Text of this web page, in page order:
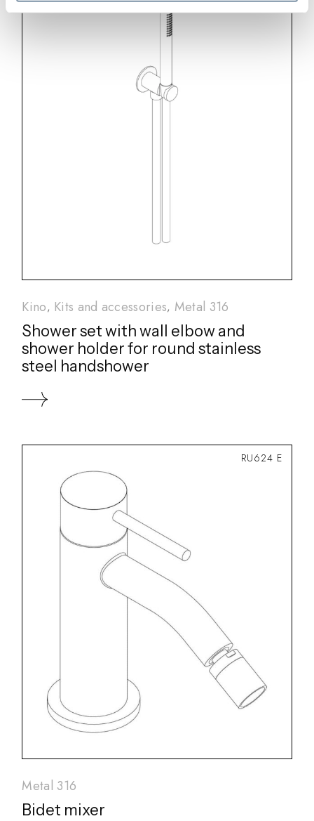
Kino Kits and accessories Metal 316
Shower set with wall elbow and
shower holder for round stainless
steel handshower
RU624 E
Metal 316
Bidet mixer